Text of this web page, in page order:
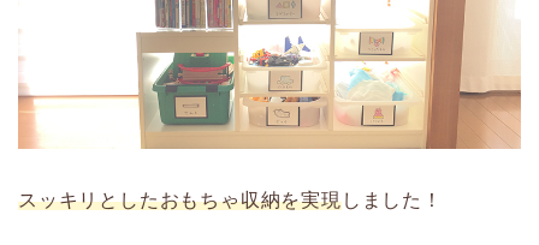
スッキリとしたおもちゃ収納を実現しました！